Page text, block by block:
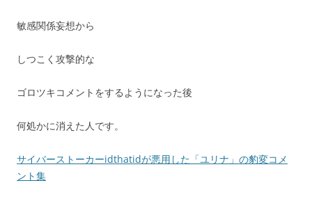
敏感関係妄想から
しつこく攻撃的な
ゴロツキコメントをするようになった後
何処かに消えた人です。
サイバーストーカーidthatidが悪用した「ユリナ」の豹変コメ
ント集